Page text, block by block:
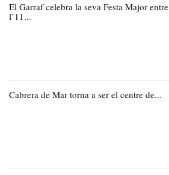
El Garraf celebra la seva Festa Major entre
l’11...
Cabrera de Mar torna a ser el centre de...